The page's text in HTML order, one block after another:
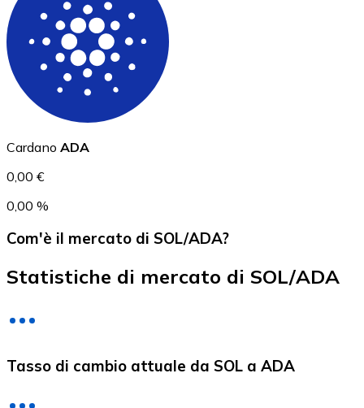
USD Coin
USDC
Cardano ADA
0,00 €
0,00 %
Com'è il mercato di SOL/ADA?
Statistiche di mercato di SOL/ADA
Tasso di cambio attuale da SOL a ADA